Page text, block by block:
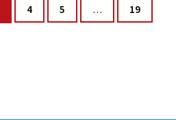
Pagina
4 Pagina
5 … Pagina
19